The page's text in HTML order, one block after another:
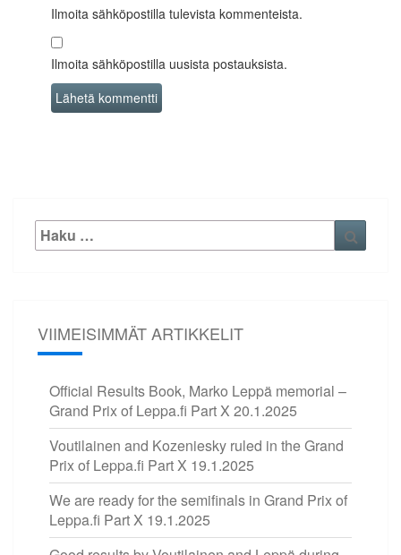
Ilmoita sähköpostilla tulevista kommenteista.
Ilmoita sähköpostilla uusista postauksista.
Etsi:
VIIMEISIMMÄT ARTIKKELIT
Official Results Book, Marko Leppä memorial –
Grand Prix of Leppa.fi Part X 20.1.2025
Voutilainen and Kozeniesky ruled in the Grand
Prix of Leppa.fi Part X 19.1.2025
We are ready for the semifinals in Grand Prix of
Leppa.fi Part X 19.1.2025